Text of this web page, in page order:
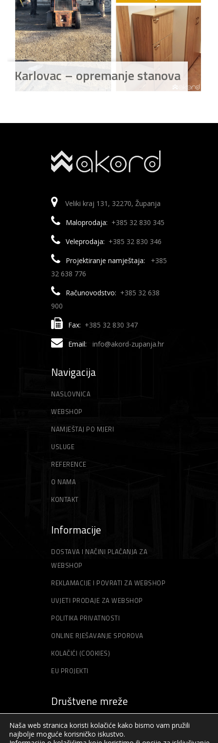
Karlovac – opremanje stanova
Veliki kraj 131, 32270, Županja
Maloprodaja: +385 32 830 345
Veleprodaja: +385 32 830 346
Projektiranje namještaja:
+385
32 638 776
Računovodstvo: +385 32 638
900
Fax: +385 32 830 347
Email: info@akord-zupanja.hr
Navigacija
NASLOVNICA
WEBSHOP
NAMJEŠTAJ PO MJERI
USLUGE
REFERENCE
O NAMA
KONTAKT
Informacije
DOSTAVA I NAČINI PLAĆANJA ZA
WEBSHOP
REKLAMACIJE I POVRATI ZA WEBSHOP
UVJETI PRODAJE ZA WEBSHOP
POLITIKA PRIVATNOSTI
ONLINE RJEŠAVANJE SPOROVA
KOLAČIĆI (COOKIES)
EU PROJEKTI
Društvene mreže
Naša web stranica koristi kolačiće kako bismo vam pružili
najbolje moguće korisničko iskustvo.